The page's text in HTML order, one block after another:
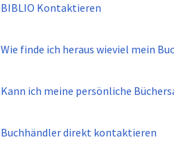
BIBLIO Kontaktieren
Wie finde ich heraus wieviel mein
Kann ich meine persönliche
Buchhändler direkt kontaktieren